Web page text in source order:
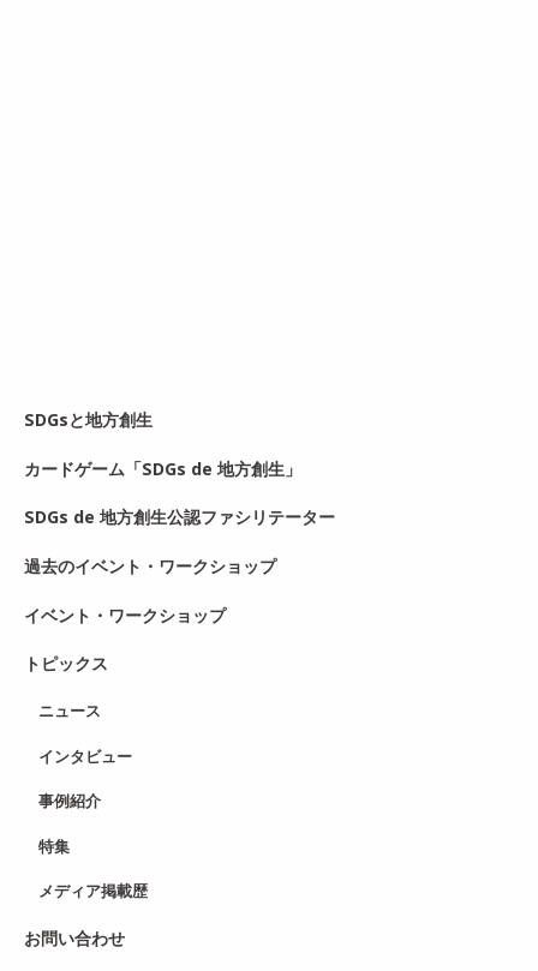
SDGsと地方創生
カードゲーム「SDGs de 地方創生」
SDGs de 地方創生公認ファシリテーター
過去のイベント・ワークショップ
イベント・ワークショップ
トピックス
ニュース
インタビュー
事例紹介
特集
メディア掲載歴
お問い合わせ